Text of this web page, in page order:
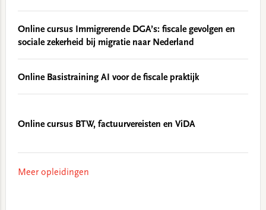
Online cursus Immigrerende DGA’s: fiscale gevolgen en
sociale zekerheid bij migratie naar Nederland
Online Basistraining AI voor de fiscale praktijk
Online cursus BTW, factuurvereisten en ViDA
Meer opleidingen